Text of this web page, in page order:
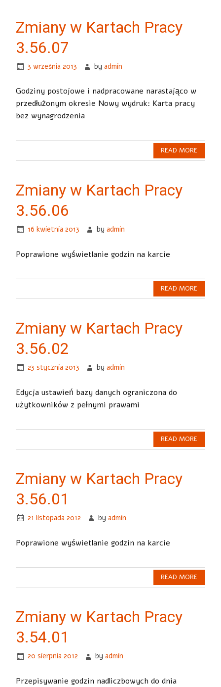
Zmiany w Kartach Pracy
3.56.07
3 września 2013 byadmin
Godziny postojowe i nadpracowane narastająco w
przedłużonym okresie Nowy wydruk: Karta pracy
bez wynagrodzenia
READ MORE
Zmiany w Kartach Pracy
3.56.06
16 kwietnia 2013 byadmin
Poprawione wyświetlanie godzin na karcie
READ MORE
Zmiany w Kartach Pracy
3.56.02
23 stycznia 2013 byadmin
Edycja ustawień bazy danych ograniczona do
użytkowników z pełnymi prawami
READ MORE
Zmiany w Kartach Pracy
3.56.01
21 listopada 2012 byadmin
Poprawione wyświetlanie godzin na karcie
READ MORE
Zmiany w Kartach Pracy
3.54.01
20 sierpnia 2012 byadmin
Przepisywanie godzin nadliczbowych do dnia